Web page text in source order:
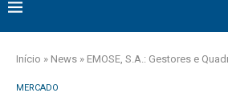
Início » News » EMOSE, S.A.: Gestores e
MERCADO